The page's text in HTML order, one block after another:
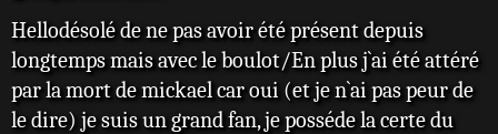
s
a
g
Hellodésolé de ne pas avoir été présent depuis
longtemps mais avec le boulot/En plus j`ai été attéré
par la mort de mickael car oui (et je n`ai pas peur de
le dire) je suis un grand fan, je posséde la certe du